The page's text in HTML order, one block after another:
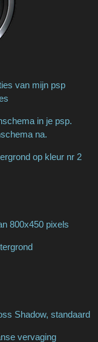
van mijn psp
in je psp.
na.
op kleur nr 2
800x450 pixels
Shadow, standaard
vervaging